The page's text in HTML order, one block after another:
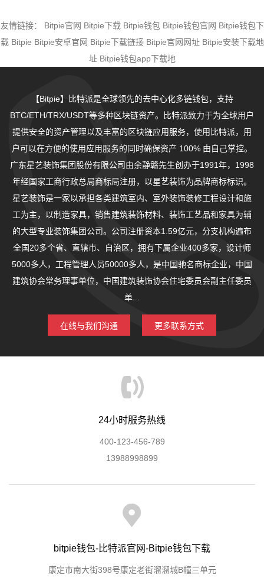
友情链接： Bitpie官网 Bitpie下载 Bitpie钱包 Bitpie钱包官网 Bitpie钱包下
载 Bitpie Bitpie安卓官网 Bitpie下载链接 Bitpie官网网址 Bitpie安装下载地
址 Bitpie钱包app下载地
【Bitpie】比特派是全球领先的去中心化多链钱包，支持
BTC/ETH/TRX/USDT等多种区块链资产。比特派致力于为全球用户
提供安全的资产管理以及丰富的区块链应用服务，使用比特派，用
户可以在方便的使用应用服务的同时确保资产 100% 由自己掌控。
广东星艺装饰集团股份有限公司由余静赣先生创办于1991年，1998
年经国家工商行政总局商标局注册，以星艺装饰为品牌商标标识。
星艺装饰是一家以承担各类建筑室内、室外装饰装修工程设计和施
工为主，以制造家具，销售建筑装饰材料、装饰工艺品和家具为辅
的大型专业装饰集团公司。公司注册资本1.59亿元，分支机构遍布
全国20多个省、直辖市、自治区，拥有下属企业400多家，设计师
5000多人，工程管理人员50000多人，是中国驰名商标企业，中国
建筑协会常务理事单位，中国建筑装饰协会住宅委员会副主任委员
单...
在线与我们沟通 更多联系方式
24小时服务热线
400-123-456-789
13988998899
bitpie钱包-比特派官网-Bitpie钱包下载
康定市南大街398号康定老街溜溜城B幢三单元